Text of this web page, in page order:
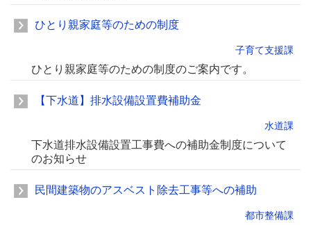
ひとり親家庭等のための制度
子育て支援課
ひとり親家庭等のための制度のご案内です。
【下水道】排水設備設置費補助金
水道課
下水道排水設備設置工事費への補助金制度について
のお知らせ
民間建築物のアスベスト除去工事等への補助
都市整備課